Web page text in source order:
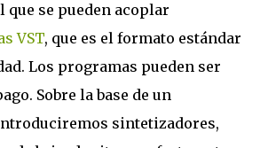
que se pueden acoplar
VST, que es el formato estándar
Los programas pueden ser
Sobre la base de un
sintetizadores,